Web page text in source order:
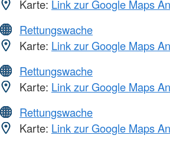
Karte: Link zur Google Maps
Rettungswache
Karte: Link zur Google Maps
Rettungswache
Karte: Link zur Google Maps
Rettungswache
Karte: Link zur Google Maps